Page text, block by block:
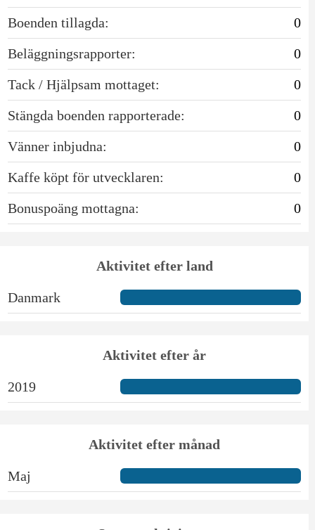
Boenden tillagda:
0
Beläggningsrapporter:
0
Tack / Hjälpsam mottaget:
0
Stängda boenden rapporterade:
0
Vänner inbjudna:
0
Kaffe köpt för utvecklaren:
0
Bonuspoäng mottagna:
0
Aktivitet efter land
Danmark
Aktivitet efter år
2019
Aktivitet efter månad
Maj